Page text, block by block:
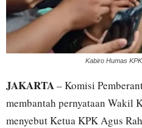
Kabiro Humas
JAKARTA– Komisi
membantah pernyataan Wakil
menyebut Ketua KPK Agus